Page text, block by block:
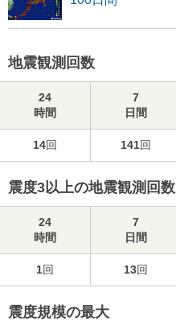
地震観測回数
24
時間
7
日間
14回 141回
震度3以上の地震観測回数
24
時間
7
日間
1回 13回
震度規模の最大